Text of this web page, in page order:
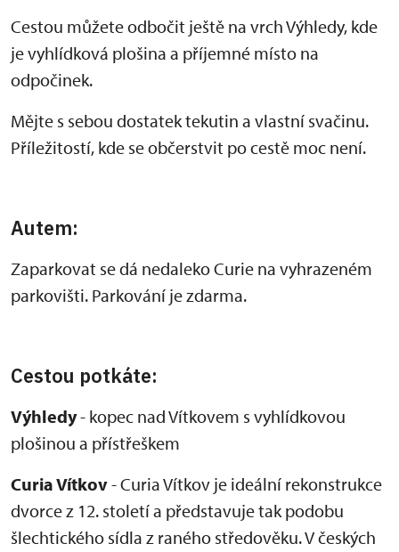
Cestou můžete odbočit ještě na vrch Výhledy, kde
je vyhlídková plošina a příjemné místo na
odpočinek.
Mějte s sebou dostatek tekutin a vlastní svačinu.
Příležitostí, kde se občerstvit po cestě moc není.
Autem:
Zaparkovat se dá nedaleko Curie na vyhrazeném
parkovišti. Parkování je zdarma.
Cestou potkáte:
Výhledy- kopec nad Vítkovem s vyhlídkovou
plošinou a přístřeškem
Curia Vítkov- Curia Vítkov je ideální rekonstrukce
dvorce z 12. století a představuje tak podobu
šlechtického sídla z raného středověku. V českých